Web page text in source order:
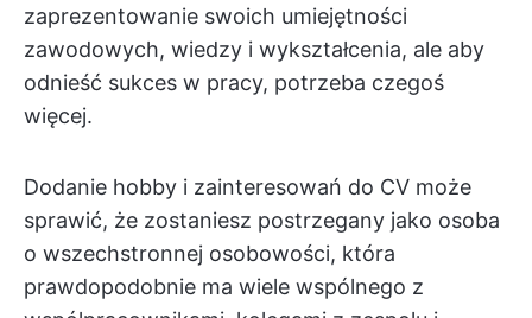
zaprezentowanie swoich umiejętności
zawodowych, wiedzy i wykształcenia, ale aby
odnieść sukces w pracy, potrzeba czegoś
więcej.
Dodanie hobby i zainteresowań do CV może
sprawić, że zostaniesz postrzegany jako osoba
o wszechstronnej osobowości, która
prawdopodobnie ma wiele wspólnego z